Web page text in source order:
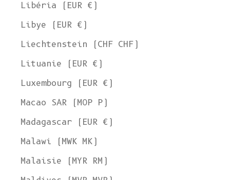
Libéria (EUR €)
Libye (EUR €)
Liechtenstein (CHF CHF)
Lituanie (EUR €)
Luxembourg (EUR €)
Macao SAR (MOP P)
Madagascar (EUR €)
Malawi (MWK MK)
Malaisie (MYR RM)